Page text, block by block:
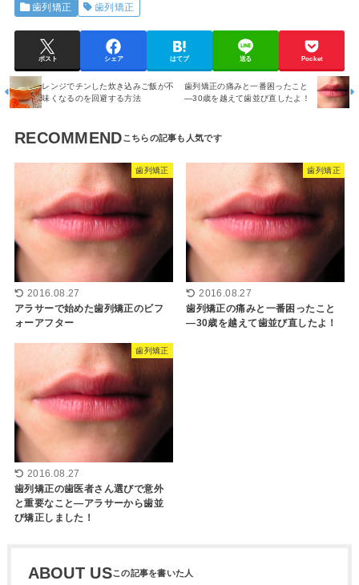
歯列矯正 歯列矯正
ポスト シェア はてブ 送る Pocket
レンジでチンした炊き込みご飯が不
味くなるのを回避する方法
歯列矯正の痛みと一番困ったこと
―30歳を越えて歯並び直したよ！
RECOMMEND
歯列矯正
2016.08.27
アラサーで始めた歯列矯正のビフ
ォーアフター
歯列矯正
2016.08.27
歯列矯正の痛みと一番困ったこと
―30歳を越えて歯並び直したよ！
歯列矯正
2016.08.27
歯列矯正の歯医者さん選びで意外
と重要なこと―アラサーから歯並
び矯正しました！
ABOUT US